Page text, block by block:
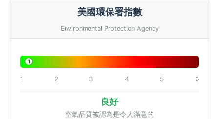
美國環保署指數
Environmental Protection Agency
1
1 2 3 4 5 6
良好
空氣品質被認為是令人滿意的